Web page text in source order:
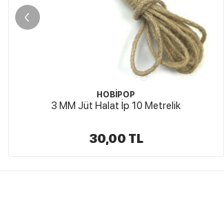
HOBİPOP
Siyah Beyaz Paket İpi ve Takı İpi
18,00 TL